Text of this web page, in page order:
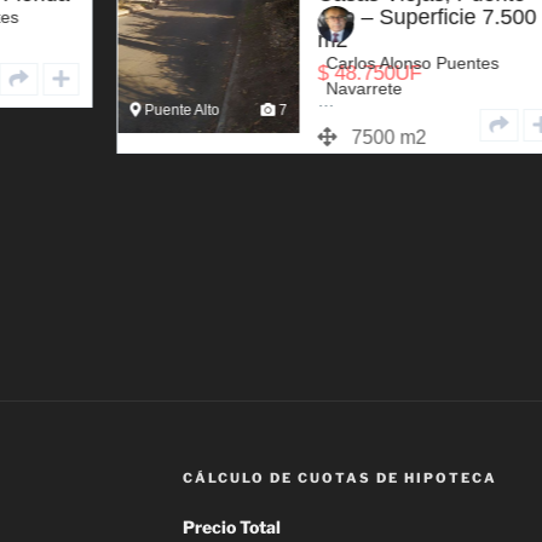
Puente Alto 7
Alto – Superficie 7.500
m2
$ 48.750UF
…
7500 m2
Carlos Alonso Puentes
Navarrete
CÁLCULO DE CUOTAS DE HIPOTECA
Precio Total